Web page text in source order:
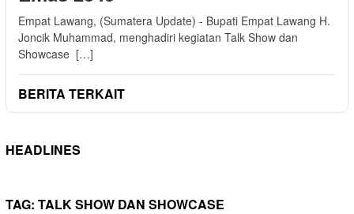
Empat Lawang, (Sumatera Update) - Bupati Empat Lawang H.
Joncik Muhammad, menghadiri kegiatan Talk Show dan
Showcase […]
BERITA TERKAIT
HEADLINES
TAG: TALK SHOW DAN SHOWCASE